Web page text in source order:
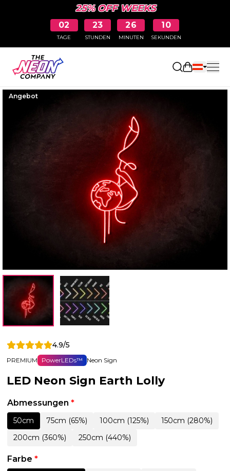
25% OFF WEEKS
02
TAGE
23
STUNDEN
26
MINUTEN
09
SEKUNDEN
Angebot
4.9/5
PREMIUM PowerLEDs™ Neon Sign
LED Neon Sign Earth Lolly
Abmessungen *
50cm 75cm (65%) 100cm (125%)
150cm (280%)
200cm (360%)
250cm (440%)
Farbe *